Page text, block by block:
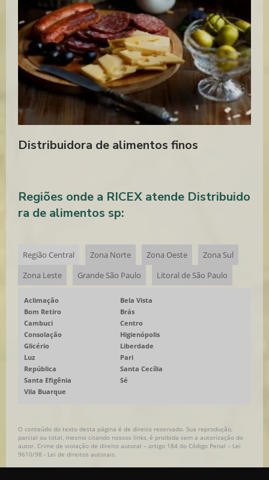
QUEIJO PRIMA DONNA PREÇO
QUEIJO PRIMA DONNA COMPRAR
Distribuidora de alimentos finos
Regiões onde a RICEX atende Distribuido
ra de alimentos sp:
Região Central Zona Norte Zona Oeste
Zona Sul
Zona Leste
Grande São Paulo Litoral de São Paulo
Aclimação
Bela Vista
Bom Retiro
Brás
Cambuci
Centro
Consolação
Higienópolis
Glicério
Liberdade
Luz
Pari
República
Santa Cecília
Santa Efigênia
Sé
Vila Buarque
O conteúdo do texto desta página é de direito reservado. Sua reprodução,
parcial ou total, mesmo citando nossos links, é proibida sem a autorização do
autor. Crime de violação de direito autoral – artigo 184 do Código Penal – Lei
9610/98 - Lei de direitos autorais.